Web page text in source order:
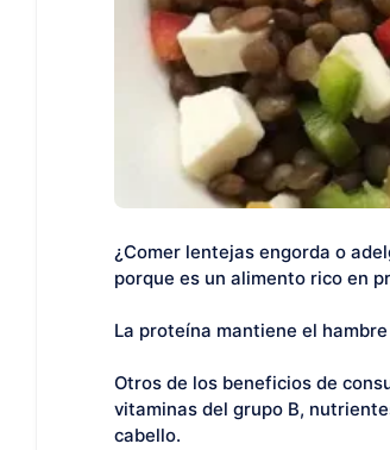
¿Comer lentejas engorda o
porque es un alimento rico en
La proteína mantiene el
Otros de los beneficios de
vitaminas del grupo B,
cabello.